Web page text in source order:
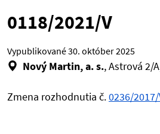
0118/2021/V
Vypublikované30. október 2025
Nový Martin, a. s., Astrová 2/
Zmena rozhodnutia č.0236/2017/